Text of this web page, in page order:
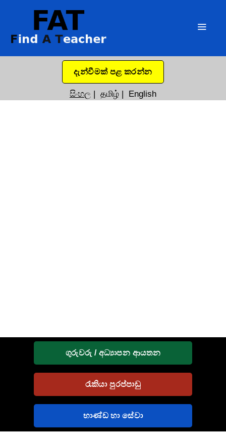
දැන්වීමක් පළ කරන්න
සිංහල | தமிழ் | English
ගුරුවරු / අධ්‍යාපන ආයතන
රැකියා පුරප්පාඩු
භාණ්ඩ හා සේවා